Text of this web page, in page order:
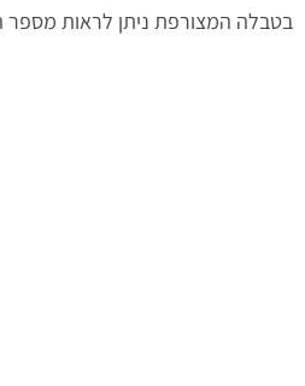
בטבלה המצורפת ניתן לראות מספר